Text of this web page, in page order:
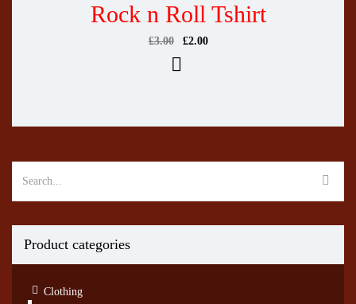
Rock n Roll Tshirt
£3.00 £2.00
Product categories
Clothing